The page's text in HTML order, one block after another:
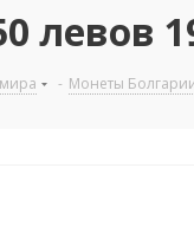
левов
- Монеты